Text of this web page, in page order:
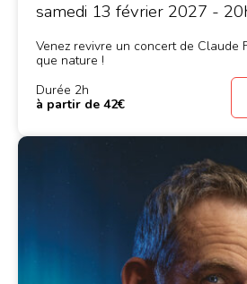
samedi 13 février 2027 -
Venez revivre un concert de Claude
que nature !
Durée 2h
à partir de 42€